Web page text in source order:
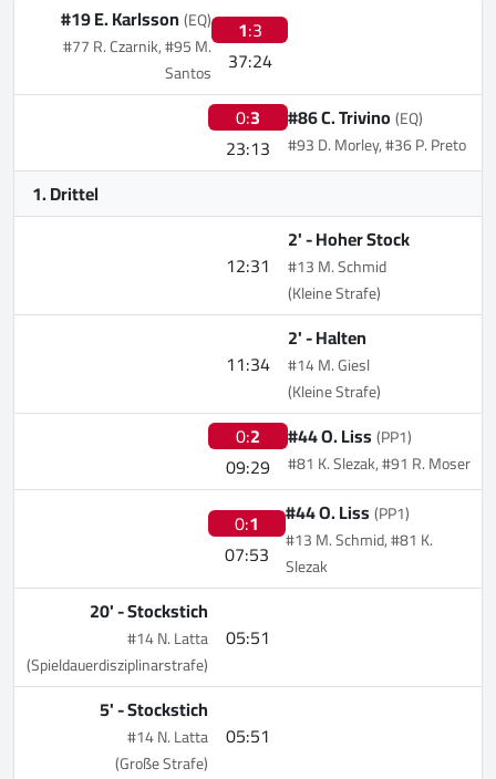
1:3
37:24
#19 E. Karlsson (EQ)
#77 R. Czarnik, #95 M.
Santos
0:3
23:13
#86 C. Trivino(EQ)
#93 D. Morley, #36 P. Preto
1. Drittel
12:31
2' -Hoher Stock
#13 M. Schmid
(Kleine Strafe)
11:34
2' -Halten
#14 M. Giesl
(Kleine Strafe)
0:2
09:29
#44 O. Liss(PP1)
#81 K. Slezak, #91 R. Moser
0:1
07:53
#44 O. Liss(PP1)
#13 M. Schmid, #81 K.
Slezak
05:51
20' -Stockstich
#14 N. Latta
(Spieldauerdisziplinarstrafe)
05:51
5' -Stockstich
#14 N. Latta
(Große Strafe)